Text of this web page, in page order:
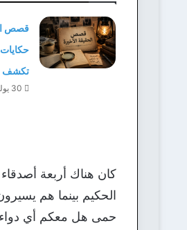
قصص
تكشف
30 يوليو، 2026
كان هناك أربعة
الحكيم بينما هم
حمى هل معكم أي دواء